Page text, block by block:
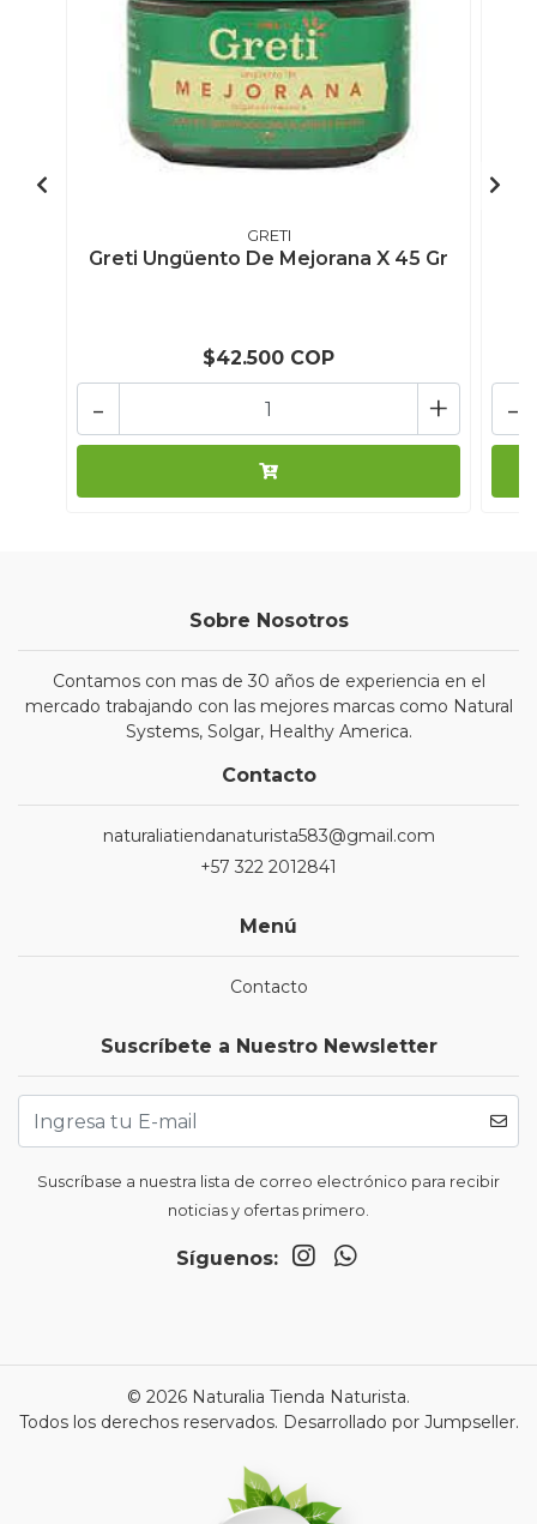
GRETI
Greti Ungüento De Mejorana X 45 Gr
$42.500 COP
+
- -
Sobre Nosotros
Contamos con mas de 30 años de experiencia en el
mercado trabajando con las mejores marcas como Natural
Systems, Solgar, Healthy America.
Contacto
naturaliatiendanaturista583@gmail.com
+57 322 2012841
Menú
Contacto
Suscríbete a Nuestro Newsletter
Suscríbase a nuestra lista de correo electrónico para recibir
noticias y ofertas primero.
Síguenos:
© 2026 Naturalia Tienda Naturista.
Todos los derechos reservados. Desarrollado por Jumpseller.